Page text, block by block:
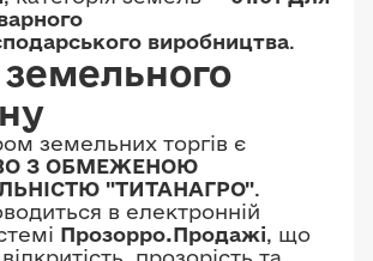
виробництва.
земельних торгів є
З ОБМЕЖЕНОЮ
"ТИТАНАГРО".
в електронній
Прозорро.Продажі, що